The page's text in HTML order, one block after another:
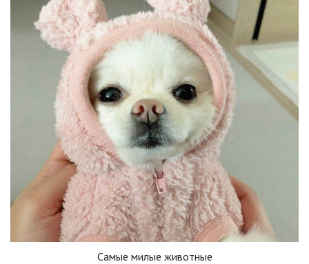
Самые милые животные